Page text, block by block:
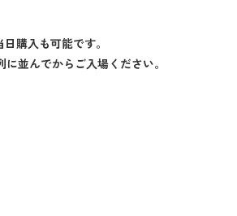
購入も可能です。
並んでからご入場ください。